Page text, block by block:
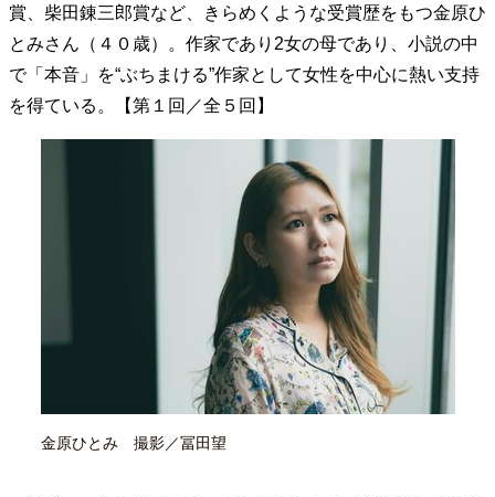
マインドセット
重圧との向き合い方 一流のルーティン
忘れられない言葉
10代・20代の土台
美しさの哲学
パートナーとの歩み方
病が教えてくれたこと
熱狂できるもの
一生モノの愛用品
私を彩るエッセンス
60代のネクストステージ
70代のグランドデザイン
社会・カルチャー・マネー
賞、柴田錬三郎賞など、きらめくような受賞歴をもつ金原ひ
とみさん（４０歳）。作家であり2女の母であり、小説の中
で「本音」を“ぶちまける”作家として女性を中心に熱い支持
を得ている。【第１回／全５回】
金原ひとみ 撮影／冨田望